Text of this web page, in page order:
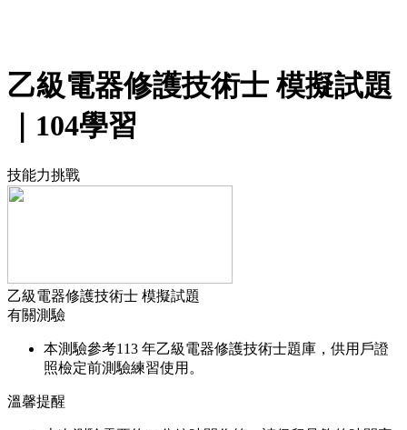
乙級電器修護技術士 模擬試題
｜104學習
技能力挑戰
乙級電器修護技術士 模擬試題
有關測驗
本測驗參考113 年乙級電器修護技術士題庫，供用戶證
照檢定前測驗練習使用。
溫馨提醒